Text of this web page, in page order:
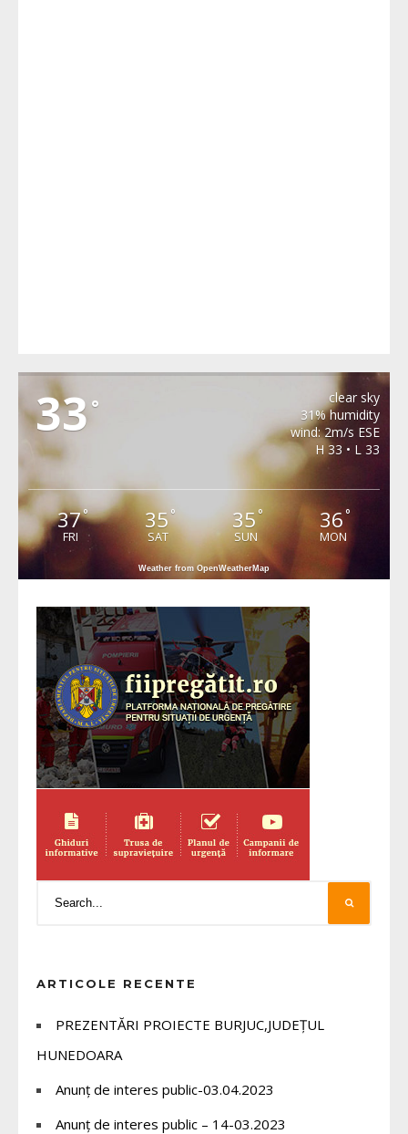
33 °
clear sky
31% humidity
wind: 2m/s ESE
H 33 • L 33
37°
FRI
35°
SAT
35°
SUN
36°
MON
Weather from OpenWeatherMap
ARTICOLE RECENTE
PREZENTĂRI PROIECTE BURJUC,JUDEȚUL
HUNEDOARA
Anunț de interes public-03.04.2023
Anunț de interes public – 14-03.2023